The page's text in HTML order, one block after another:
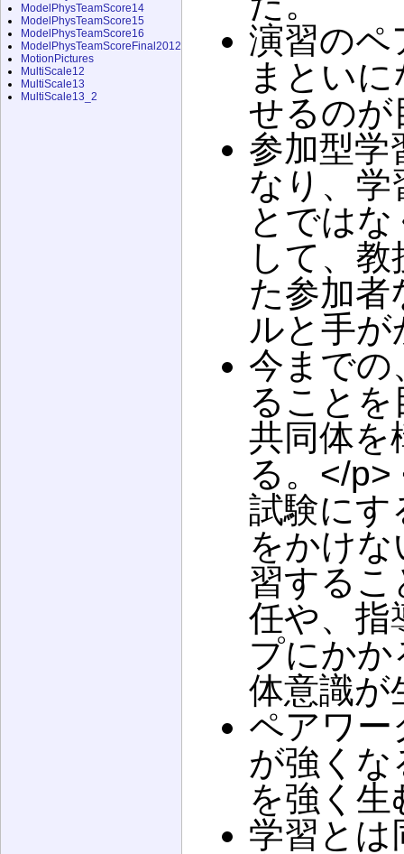
演習のペ
まとい
せるのが
参加型学
なり、学
とでは
して、
た参加者
ルと手
今までの
ること
共同体を
る。</
試験にす
をかけ
習するこ
任や、指
プにか
体意識が
ペアワー
が強くな
を強く
学習とは
ModelPhysTeamScore14
ModelPhysTeamScore15
ModelPhysTeamScore16
ModelPhysTeamScoreFinal2012
MotionPictures
MultiScale12
MultiScale13
MultiScale13_2